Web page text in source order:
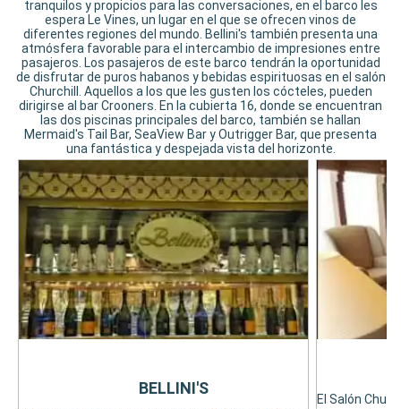
tranquilos y propicios para las conversaciones, en el barco les
espera Le Vines, un lugar en el que se ofrecen vinos de
diferentes regiones del mundo. Bellini's también presenta una
atmósfera favorable para el intercambio de impresiones entre
pasajeros. Los pasajeros de este barco tendrán la oportunidad
de disfrutar de puros habanos y bebidas espirituosas en el salón
Churchill. Aquellos a los que les gusten los cócteles, pueden
dirigirse al bar Crooners. En la cubierta 16, donde se encuentran
las dos piscinas principales del barco, también se hallan
Mermaid's Tail Bar, SeaView Bar y Outrigger Bar, que presenta
una fantástica y despejada vista del horizonte.
BELLINI'S
El Salón